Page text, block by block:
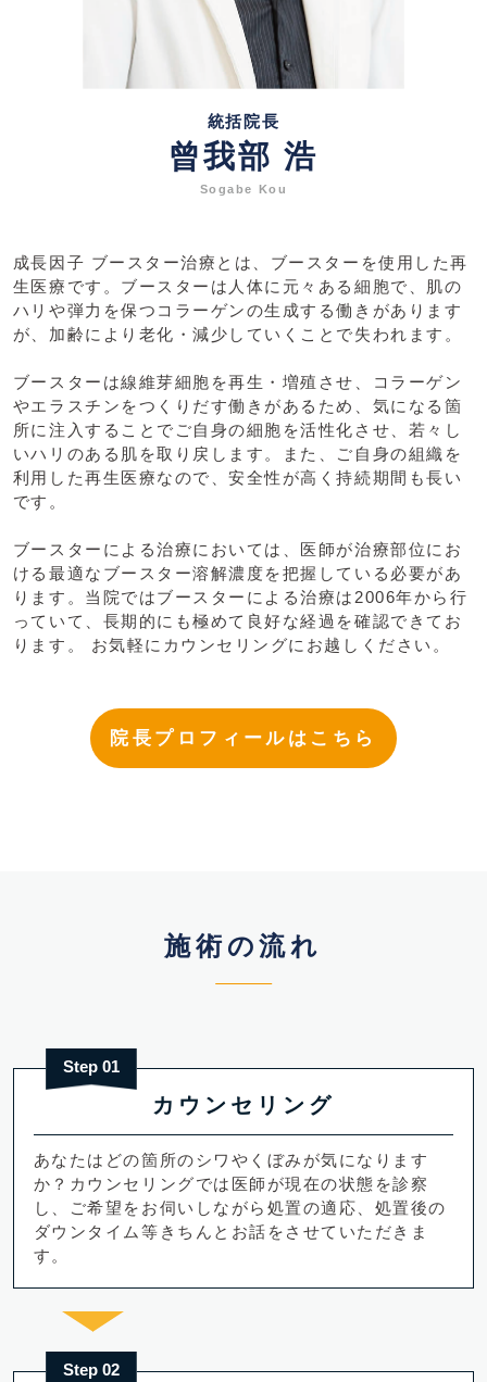
統括院長
曾我部 浩
Sogabe Kou
成長因子 ブースター治療とは、ブースターを使用した再
生医療です。ブースターは人体に元々ある細胞で、肌の
ハリや弾力を保つコラーゲンの生成する働きがあります
が、加齢により老化・減少していくことで失われます。
ブースターは線維芽細胞を再生・増殖させ、コラーゲン
やエラスチンをつくりだす働きがあるため、気になる箇
所に注入することでご自身の細胞を活性化させ、若々し
いハリのある肌を取り戻します。また、ご自身の組織を
利用した再生医療なので、安全性が高く持続期間も長い
です。
ブースターによる治療においては、医師が治療部位にお
ける最適なブースター溶解濃度を把握している必要があ
ります。当院ではブースターによる治療は2006年から行
っていて、⻑期的にも極めて良好な経過を確認できてお
ります。 お気軽にカウンセリングにお越しください。
院長プロフィールはこちら
施術の流れ
Step 01
カウンセリング
あなたはどの箇所のシワやくぼみが気になります
か？カウンセリングでは医師が現在の状態を診察
し、ご希望をお伺いしながら処置の適応、処置後の
ダウンタイム等きちんとお話をさせていただきま
す。
Step 02